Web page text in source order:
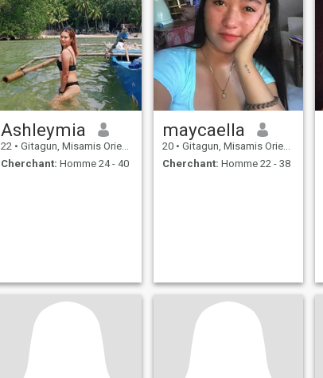
Ashleymia
22 • Gitagun, Misamis Oriental, Philippines
Cherchant: Homme 24 - 40
maycaella
20 • Gitagun, Misamis Oriental, Philippines
Cherchant: Homme 22 - 38